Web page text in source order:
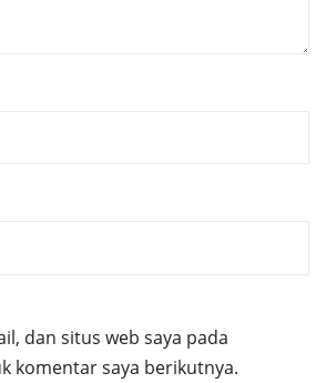
dan situs web saya pada
komentar saya berikutnya.